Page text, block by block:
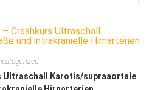
Ultraschall Karotis/supraaortale